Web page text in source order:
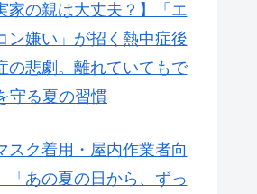
家の親は大丈夫？】「エ
ン嫌い」が招く熱中症後
の悲劇。離れていてもで
守る夏の習慣
スク着用・屋内作業者向
「あの夏の日から、ずっ